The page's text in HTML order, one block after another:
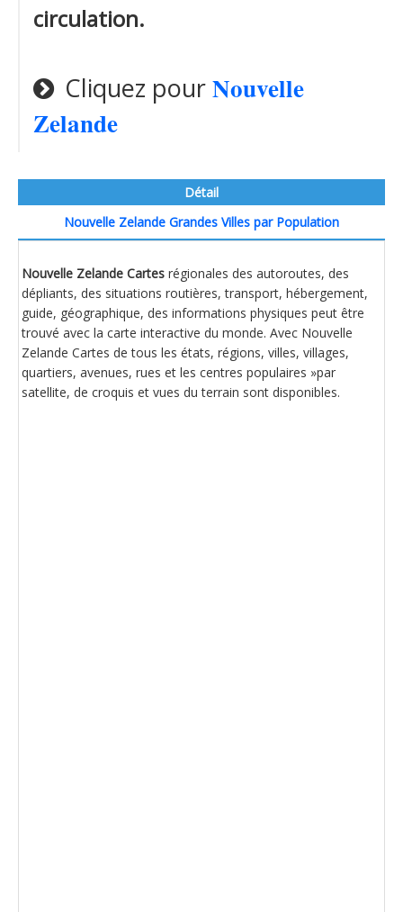
circulation.
Cliquez pourNouvelle
Zelande
Détail
Nouvelle Zelande Grandes Villes par Population
Nouvelle Zelande Cartes régionales des autoroutes, des
dépliants, des situations routières, transport, hébergement,
guide, géographique, des informations physiques peut être
trouvé avec la carte interactive du monde. Avec Nouvelle
Zelande Cartes de tous les états, régions, villes, villages,
quartiers, avenues, rues et les centres populaires »par
satellite, de croquis et vues du terrain sont disponibles.